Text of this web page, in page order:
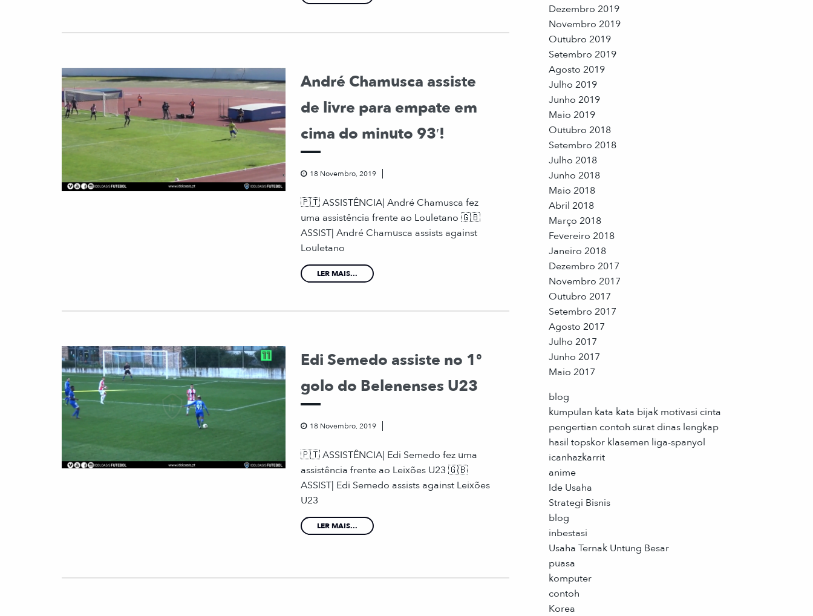
André Chamusca assiste
de livre para empate em
cima do minuto 93′!
18 Novembro, 2019
🇵🇹 ASSISTÊNCIA| André Chamusca fez
uma assistência frente ao Louletano 🇬🇧
ASSIST| André Chamusca assists against
Louletano
LER MAIS...
Edi Semedo assiste no 1º
golo do Belenenses U23
18 Novembro, 2019
🇵🇹 ASSISTÊNCIA| Edi Semedo fez uma
assistência frente ao Leixões U23 🇬🇧
ASSIST| Edi Semedo assists against Leixões
U23
LER MAIS...
Dezembro 2019
Novembro 2019
Outubro 2019
Setembro 2019
Agosto 2019
Julho 2019
Junho 2019
Maio 2019
Outubro 2018
Setembro 2018
Julho 2018
Junho 2018
Maio 2018
Abril 2018
Março 2018
Fevereiro 2018
Janeiro 2018
Dezembro 2017
Novembro 2017
Outubro 2017
Setembro 2017
Agosto 2017
Julho 2017
Junho 2017
Maio 2017
blog
kumpulan kata kata bijak motivasi cinta
pengertian contoh surat dinas lengkap
hasil topskor klasemen liga-spanyol
icanhazkarrit
anime
Ide Usaha
Strategi Bisnis
blog
inbestasi
Usaha Ternak Untung Besar
puasa
komputer
contoh
Korea